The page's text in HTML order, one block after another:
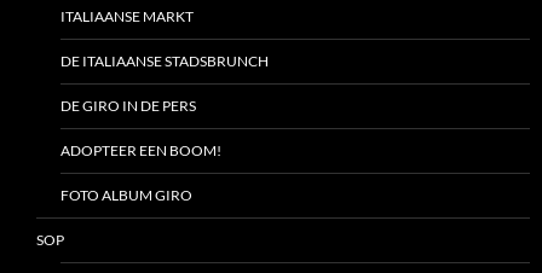
ITALIAANSE MARKT
DE ITALIAANSE STADSBRUNCH
DE GIRO IN DE PERS
ADOPTEER EEN BOOM!
FOTO ALBUM GIRO
SOP